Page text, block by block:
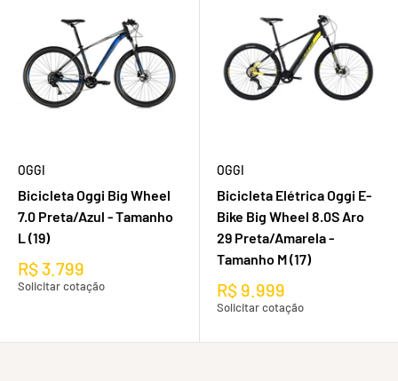
OGGI
Bicicleta Oggi Big Wheel
7.0 Preta/Azul - Tamanho
L (19)
R$ 3.799
Solicitar cotação
OGGI
Bicicleta Elétrica Oggi E-
Bike Big Wheel 8.0S Aro
29 Preta/Amarela -
Tamanho M (17)
R$ 9.999
Solicitar cotação